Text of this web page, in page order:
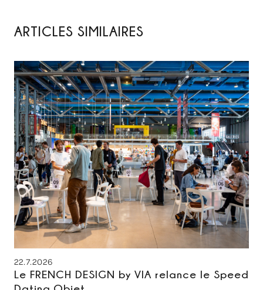
ARTICLES SIMILAIRES
22.7.2026
Le FRENCH DESIGN by VIA relance le Speed